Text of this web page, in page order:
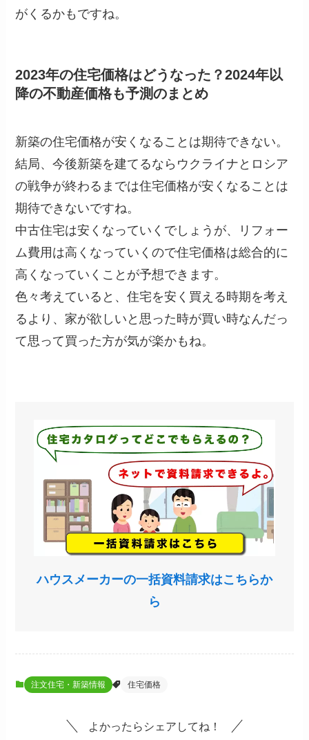
がくるかもですね。
2023年の住宅価格はどうなった？2024年以
降の不動産価格も予測のまとめ
新築の住宅価格が安くなることは期待できない。
結局、今後新築を建てるならウクライナとロシア
の戦争が終わるまでは住宅価格が安くなることは
期待できないですね。
中古住宅は安くなっていくでしょうが、リフォー
ム費用は高くなっていくので住宅価格は総合的に
高くなっていくことが予想できます。
色々考えていると、住宅を安く買える時期を考え
るより、家が欲しいと思った時が買い時なんだっ
て思って買った方が気が楽かもね。
ハウスメーカーの一括資料請求はこちらか
ら
注文住宅・新築情報 住宅価格
よかったらシェアしてね！